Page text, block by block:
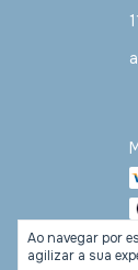
Ao navegar por
agilizar a sua